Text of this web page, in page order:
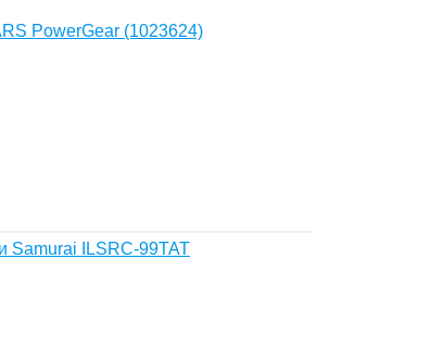
PowerGear (1023624)
Samurai ILSRC-99TAT